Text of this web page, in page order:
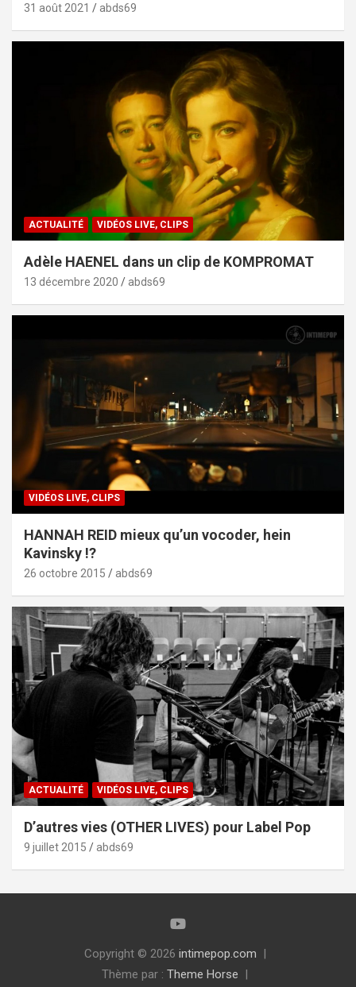
31 août 2021 abds69
ACTUALITÉ VIDÉOS LIVE, CLIPS
Adèle HAENEL dans un clip de KOMPROMAT
13 décembre 2020 abds69
VIDÉOS LIVE, CLIPS
HANNAH REID mieux qu’un vocoder, hein
Kavinsky !?
26 octobre 2015 abds69
ACTUALITÉ VIDÉOS LIVE, CLIPS
D’autres vies (OTHER LIVES) pour Label Pop
9 juillet 2015 abds69
Copyright © 2026 intimepop.com
Thème par : Theme Horse